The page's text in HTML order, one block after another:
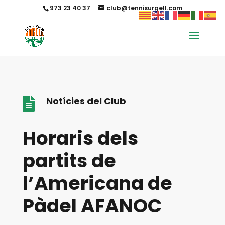
973 23 40 37 club@tennisurgell.com
 Notícies del Club
Horaris dels
partits de
l’Americana de
Pàdel AFANOC